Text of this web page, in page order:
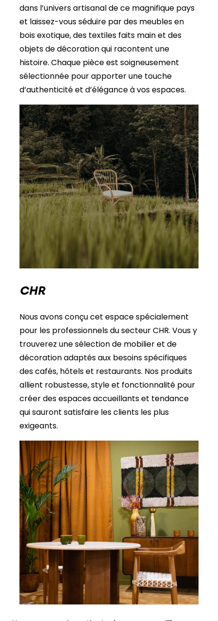
dans l’univers artisanal de ce magnifique pays
et laissez-vous séduire par des meubles en
bois exotique, des textiles faits main et des
objets de décoration qui racontent une
histoire. Chaque pièce est soigneusement
sélectionnée pour apporter une touche
d’authenticité et d’élégance à vos espaces.
CHR
Nous avons conçu cet espace spécialement
pour les professionnels du secteur CHR. Vous y
trouverez une sélection de mobilier et de
décoration adaptés aux besoins spécifiques
des cafés, hôtels et restaurants. Nos produits
allient robustesse, style et fonctionnalité pour
créer des espaces accueillants et tendance
qui sauront satisfaire les clients les plus
exigeants.